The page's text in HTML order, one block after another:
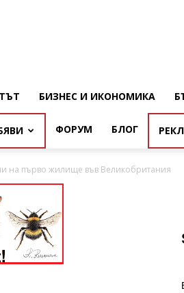
БИЗНЕС И ИКОНОМИКА
ФОРУМ БЛОГ
на първо жилище във Великобритания